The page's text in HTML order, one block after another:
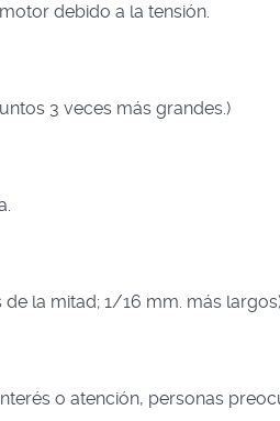
debido a la tensión.
3 veces más grandes.)
de la mitad; 1/16 mm. más
o atención, personas